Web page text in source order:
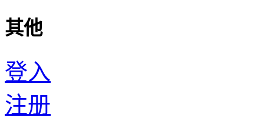
其他
登入
注册